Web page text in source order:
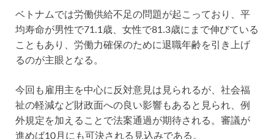
ベトナムでは労働供給不足の問題が起こっており、平
均寿命が男性で71.1歳、女性で81.3歳にまで伸びている
こともあり、労働力確保のために退職年齢を引き上げ
るのが主眼となる。
今回も雇用主を中心に反対意見は見られるが、社会福
祉の軽減など財政面への良い影響もあると見られ、例
外規定を加えることで法案通過が期待される。審議が
進めば10月にも可決される見込みである。